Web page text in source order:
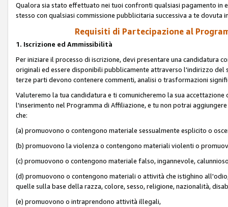
Qualora sia stato effettuato nei tuoi confronti qualsiasi pagamento in
stesso con qualsiasi commissione pubblicitaria successiva a te dovuta
Requisiti di Partecipazione al
1. Iscrizione ed Ammissibilità
Per iniziare il processo di iscrizione, devi presentare una candidatura
originali ed essere disponibili pubblicamente attraverso l'indirizzo
terze parti devono contenere commenti, analisi o trasformazioni
Valuteremo la tua candidatura e ti comunicheremo la sua
l'inserimento nel Programma di Affiliazione, e tu non potrai
che:
(a) promuovono o contengono materiale sessualmente esplicito o
(b) promuovono la violenza o contengono materiali violenti o
(c) promuovono o contengono materiale falso, ingannevole,
(d) promuovono o contengono materiali o attività che istighino
quelle sulla base della razza, colore, sesso, religione, nazionalità,
(e) promuovono o intraprendono attività illegali,